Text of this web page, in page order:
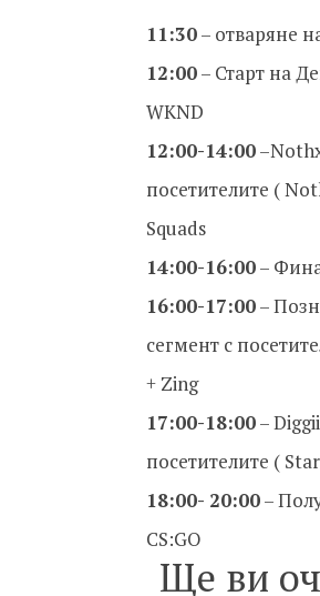
11:30– отваряне
12:00– Старт на
WKND
12:00-14:00
посетителите (
Squads
14:00-16:00–
16:00-17:00–
сегмент с
+ Zing
17:00-18:00–
посетителите (
18:00- 20:00–
CS:GO
Ще ви